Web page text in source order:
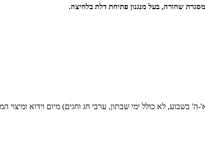
שחורה, בעל מנגנון פתיחת דלת בלחיצה.
הנספרים (ימים א'-ה' בשבוע, לא כולל ימי שבתון, ערבי חג וחגים)